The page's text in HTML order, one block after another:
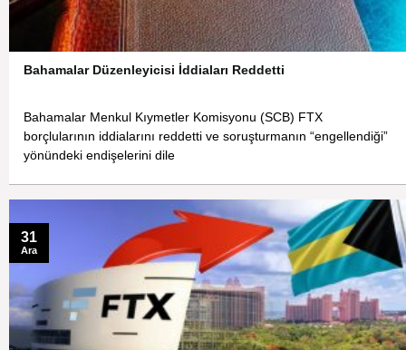
Bahamalar Düzenleyicisi İddiaları Reddetti
Bahamalar Menkul Kıymetler Komisyonu (SCB) FTX
borçlularının iddialarını reddetti ve soruşturmanın “engellendiği”
yönündeki endişelerini dile
31
Ara